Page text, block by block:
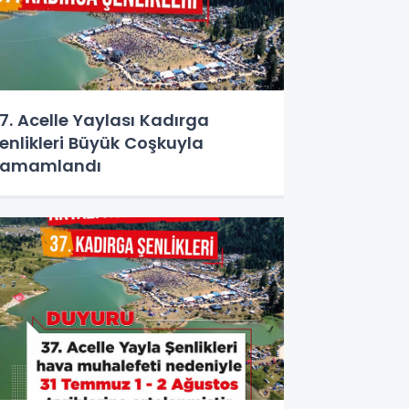
Acelle Yaylası Kadırga
Büyük Coşkuyla